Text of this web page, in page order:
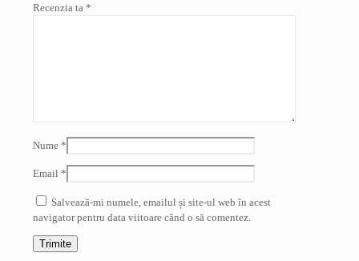
Recenzia ta *
Nume *
Email *
Salvează-mi numele, emailul și site-ul web în acest
navigator pentru data viitoare când o să comentez.